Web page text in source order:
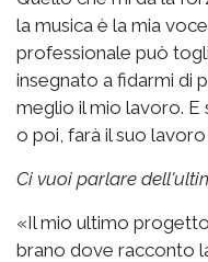
la musica è la mia
professionale può
insegnato a fidarmi di
meglio il mio lavoro. E
o poi, farà il suo
Ci vuoi parlare
«Il mio ultimo progetto
brano dove racconto